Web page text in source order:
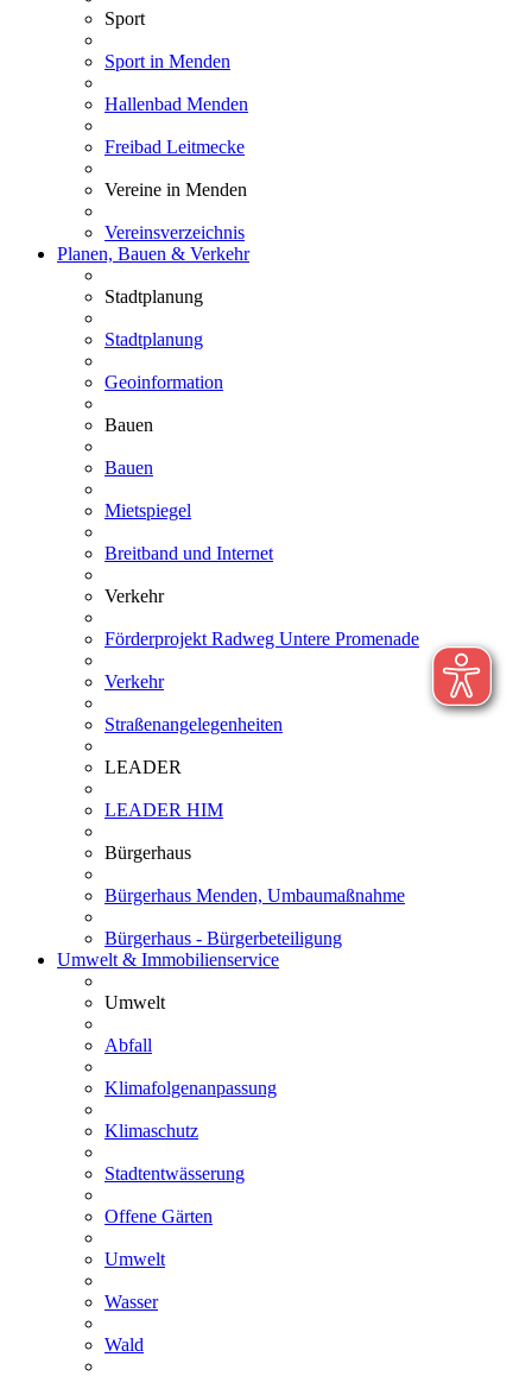
Sport
Sport in Menden
Hallenbad Menden
Freibad Leitmecke
Vereine in Menden
Vereinsverzeichnis
Planen, Bauen & Verkehr
Stadtplanung
Stadtplanung
Geoinformation
Bauen
Bauen
Mietspiegel
Breitband und Internet
Verkehr
Förderprojekt Radweg Untere Promenade
Verkehr
Straßenangelegenheiten
LEADER
LEADER HIM
Bürgerhaus
Bürgerhaus Menden, Umbaumaßnahme
Bürgerhaus - Bürgerbeteiligung
Umwelt & Immobilienservice
Umwelt
Abfall
Klimafolgenanpassung
Klimaschutz
Stadtentwässerung
Offene Gärten
Umwelt
Wasser
Wald